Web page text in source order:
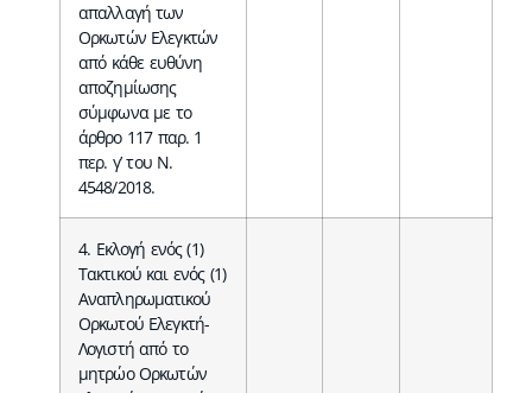
απαλλαγή των
Ορκωτών Ελεγκτών
από κάθε ευθύνη
αποζημίωσης
σύμφωνα με το
άρθρο 117 παρ. 1
περ. γ’ του Ν.
4548/2018.
4. Εκλογή ενός (1)
Τακτικού και ενός (1)
Αναπληρωματικού
Ορκωτού Ελεγκτή-
Λογιστή από το
μητρώο Ορκωτών